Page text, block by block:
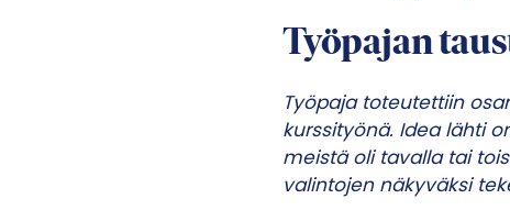
Työpajan
Työpaja toteutettiin
kurssityönä. Idea lähti
meistä oli tavalla tai
valintojen näkyväksi